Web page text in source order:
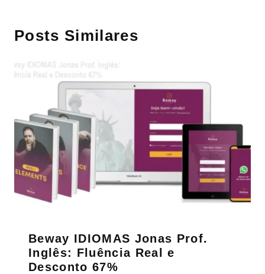
Posts Similares
Beway IDIOMAS Jonas Prof.
Inglês: Fluência Real e
Desconto 67%